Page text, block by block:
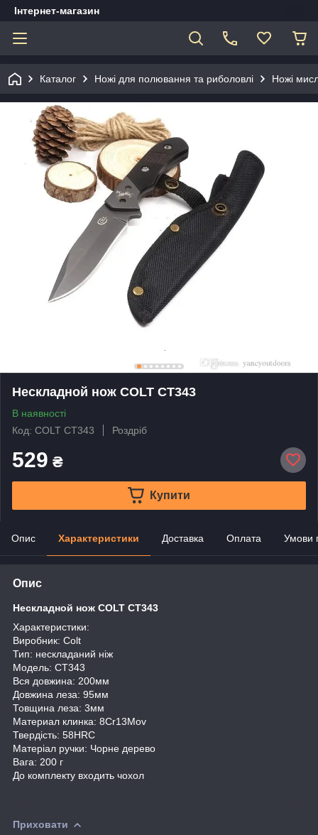
Інтернет-магазин
Каталог Ножі для полювання та риболовлі Ножі
Нескладной нож COLT CT343
В наявності
Код: COLT CT343
Роздріб
529 ₴
Купити
Опис Характеристики Доставка Оплата Умови
Опис
Нескладной нож COLT CT343
Характеристики:
Виробник: Colt
Тип: нескладаний ніж
Модель: CT343
Вся довжина: 200мм
Довжина леза: 95мм
Товщина леза: 3мм
Материал клинка: 8Cr13Mov
Твердість: 58HRC
Матеріал ручки: Чорне дерево
Вага: 200 г
До комплекту входить чохол
Приховати